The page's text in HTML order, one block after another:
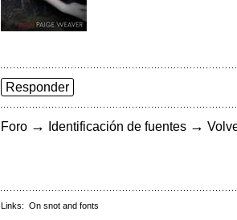
Responder
Foro → Identificación de fuentes →
Links: On snot and fonts